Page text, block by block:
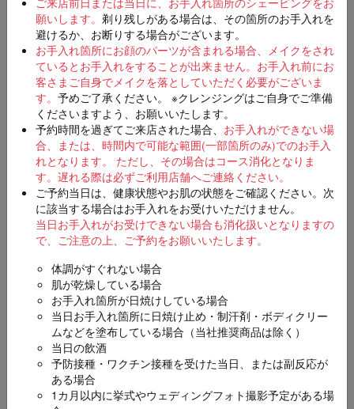
願いします。 剃り残しがある場合は、その箇所のお手入れを
避けるか、お断りする場合がございます。
お手入れ箇所にお顔のパーツが含まれる場合、メイクをされ
ているとお手入れをすることが出来ません。お手入れ前にお
客さまご自身でメイクを落としていただく必要がございま
す。 予めご了承ください。 ※クレンジングはご自身でご準備
くださいますよう、お願いいたします。
予約時間を過ぎてご来店された場合、 お手入れができない場
合、または、時間内で可能な範囲(一部箇所のみ)でのお手入
れとなります。 ただし、その場合はコース消化となりま
す。 遅れる際は必ずご利用店舗へご連絡ください。
ご予約当日は、健康状態やお肌の状態をご確認ください。次
に該当する場合はお手入れをお受けいただけません。
当日お手入れがお受けできない場合も消化扱いとなりますの
で、ご注意の上、ご予約をお願いいたします。
体調がすぐれない場合
肌が乾燥している場合
お手入れ箇所が日焼けしている場合
当日お手入れ箇所に日焼け止め・制汗剤・ボディクリー
ムなどを塗布している場合（当社推奨商品は除く）
当日の飲酒
予防接種・ワクチン接種を受けた当日、または副反応が
ある場合
1カ月以内に挙式やウェディングフォト撮影予定がある場
必須 ご希望日時第一希望
第二希望（入力は任意）
第三希望（入力は任意）
必須 お名前